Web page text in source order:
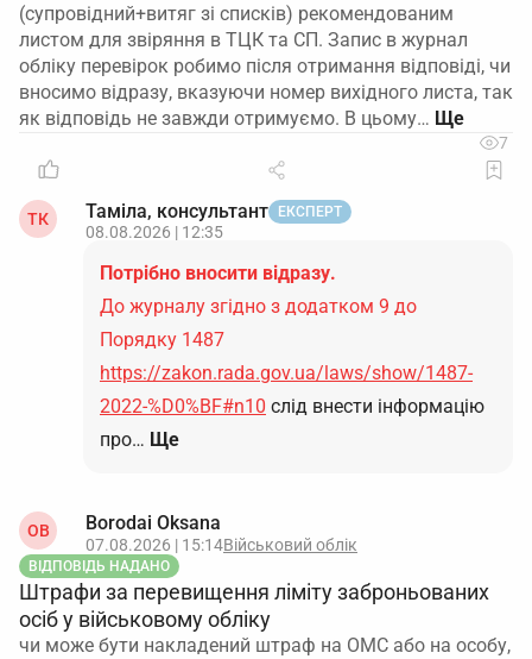
(супровідний+витяг зі списків) рекомендованим
листом для звіряння в ТЦК та СП. Запис в журнал
обліку перевірок робимо після отримання відповіді, чи
вносимо відразу, вказуючи номер вихідного листа, так
як відповідь не завжди отримуємо. В цьому…
7
ТК Таміла, консультант ЕКСПЕРТ
08.08.2026 | 12:35
Потрібно вносити відразу.
До журналу згідно з додатком 9 до
Порядку 1487
https://zakon.rada.gov.ua/laws/show/1487-
2022-%D0%BF#n10 слід внести інформацію
про… Ще
OB Borodai Oksana
07.08.2026 | 15:14Військовий облік
ВІДПОВІДЬ НАДАНО
Штрафи за перевищення ліміту заброньованих
осіб у військовому обліку
чи може бути накладений штраф на ОМС або на особу,